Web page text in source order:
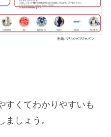
すくてわかりやすいも
しょう。